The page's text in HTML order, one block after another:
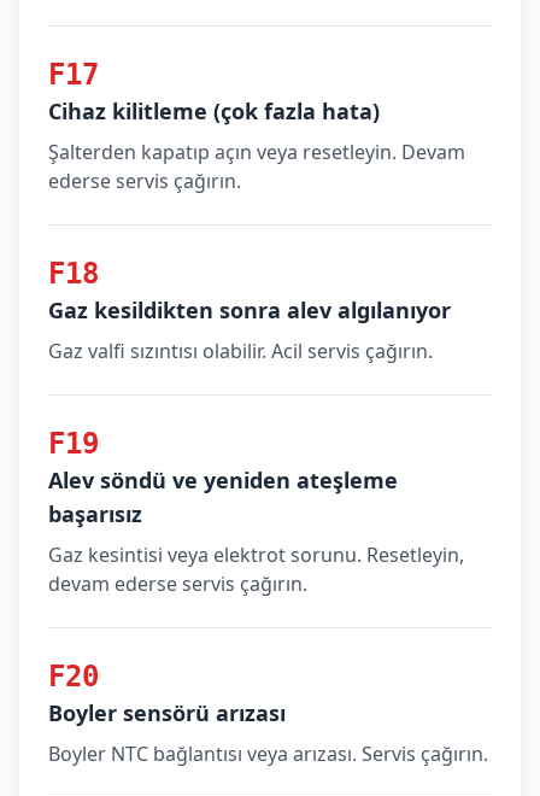
F17
Cihaz kilitleme (çok fazla hata)
Şalterden kapatıp açın veya resetleyin. Devam
ederse servis çağırın.
F18
Gaz kesildikten sonra alev algılanıyor
Gaz valfi sızıntısı olabilir. Acil servis çağırın.
F19
Alev söndü ve yeniden ateşleme
başarısız
Gaz kesintisi veya elektrot sorunu. Resetleyin,
devam ederse servis çağırın.
F20
Boyler sensörü arızası
Boyler NTC bağlantısı veya arızası. Servis çağırın.